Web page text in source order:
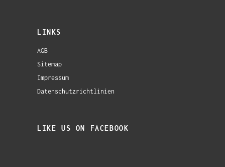
LINKS
AGB
Sitemap
Impressum
Datenschutzrichtlinien
LIKE US ON FACEBOOK